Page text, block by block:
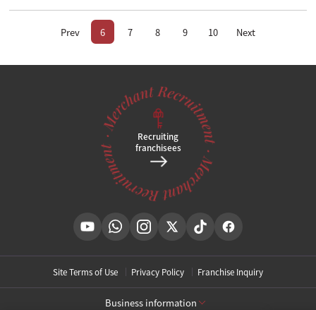
Prev 6 7 8 9 10 Next
Recruiting
franchisees
Site Terms of Use Privacy Policy Franchise Inquiry
Business information